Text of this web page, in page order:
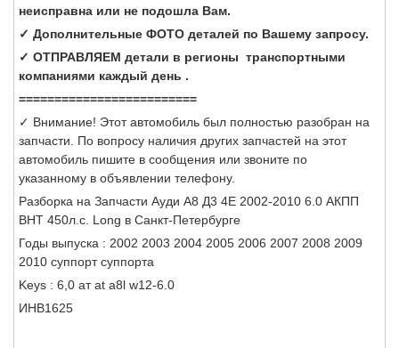
неисправна или не подошла Вам.
✓ Дополнительные ФОТО деталей по Вашему запросу.
✓ ОТПРАВЛЯЕМ детали в регионы транспортными
компаниями каждый день .
=========================
✓ Внимание! Этот автомобиль был полностью разобран на
запчасти. По вопросу наличия других запчастей на этот
автомобиль пишите в сообщения или звоните по
указанному в объявлении телефону.
Разборка на Запчасти Ауди А8 Д3 4Е 2002-2010 6.0 АКПП
BHT 450л.с. Long в Санкт-Петербурге
Годы выпуска : 2002 2003 2004 2005 2006 2007 2008 2009
2010 суппорт суппорта
Keys : 6,0 ат at a8l w12-6.0
ИНВ1625